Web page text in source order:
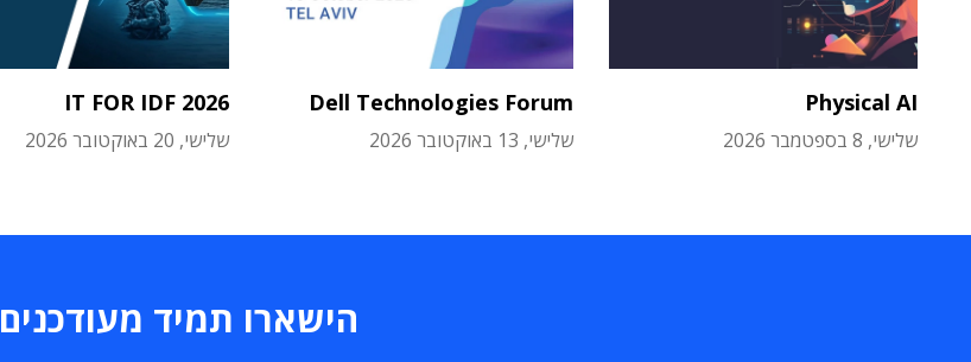
Physical AI
שלישי, 8 בספטמבר 2026
Dell Technologies Forum
שלישי, 13 באוקטובר 2026
IT FOR IDF 2026
שלישי, 20 באוקטובר 2026
הישארו תמיד מעודכנים